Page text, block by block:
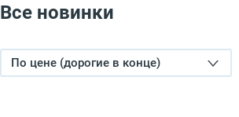
Все новинки
По цене (дорогие в конце)